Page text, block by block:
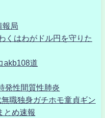
報局
くはわがドル円を守りた
akb108道
発性間質性肺炎
職独身ガチホモ童貞ギン
とめ速報